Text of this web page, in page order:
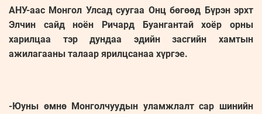
АНУ-аас Монгол Улсад суугаа Онц бөгөөд Бүрэн эрхт
Элчин сайд ноён Ричард Буангантай хоёр орны
харилцаа тэр дундаа эдийн засгийн хамтын
ажилагааны талаар ярилцсанаа хүргэе.
-Юуны өмнө Монголчуудын уламжлалт сар шинийн